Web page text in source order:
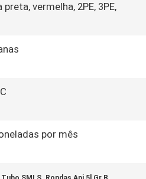
preta, vermelha, 2PE, 3PE,
por mês